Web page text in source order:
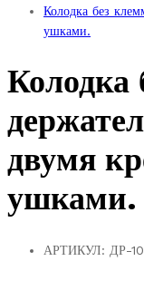
Колодка без
ушками.
Колодка
двумя
ушками.
АРТИКУЛ: ДР-